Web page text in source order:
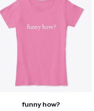
funny how?